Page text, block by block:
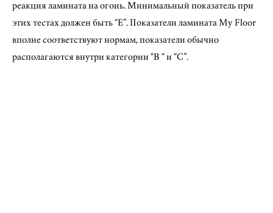
реакция ламината на огонь. Минимальный показатель при
этих тестах должен быть “E”. Показатели ламината My Floor
вполне соответствуют нормам, показатели обычно
располагаются внутри категории “B “ и “C”.